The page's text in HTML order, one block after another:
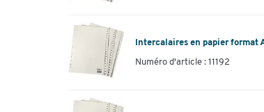
Intercalaires en papier
Numéro d'article : 11192